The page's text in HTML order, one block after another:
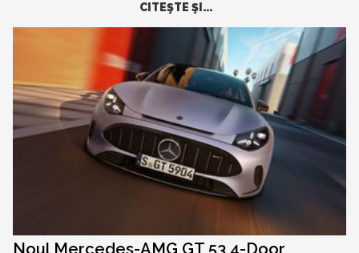
CITEŞTE ŞI...
Noul Mercedes-AMG GT 53 4-Door